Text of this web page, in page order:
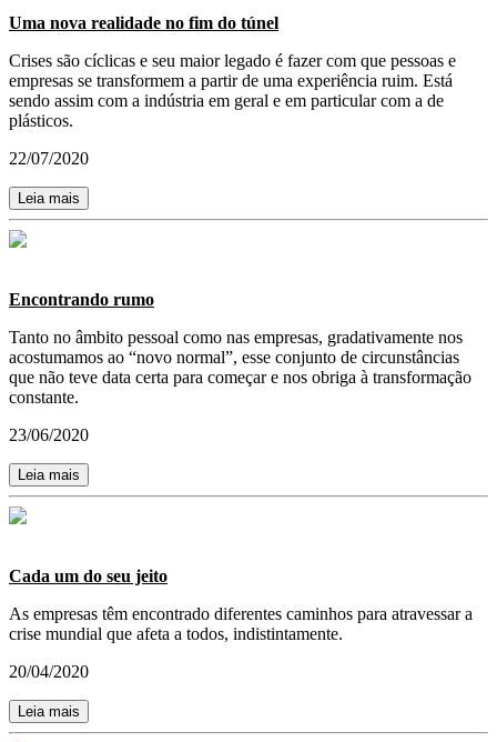
Uma nova realidade no fim do túnel
Crises são cíclicas e seu maior legado é fazer com que pessoas e
empresas se transformem a partir de uma experiência ruim. Está
sendo assim com a indústria em geral e em particular com a de
plásticos.
22/07/2020
Leia mais
Encontrando rumo
Tanto no âmbito pessoal como nas empresas, gradativamente nos
acostumamos ao “novo normal”, esse conjunto de circunstâncias
que não teve data certa para começar e nos obriga à transformação
constante.
23/06/2020
Leia mais
Cada um do seu jeito
As empresas têm encontrado diferentes caminhos para atravessar a
crise mundial que afeta a todos, indistintamente.
20/04/2020
Leia mais